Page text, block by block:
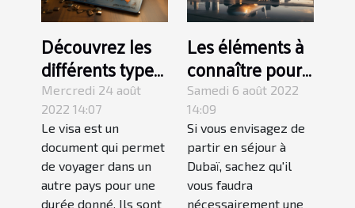
Découvrez les
différents types
de visa
Mercredi 24 août
2022 14:07
Le visa est un
document qui permet
de voyager dans un
autre pays pour une
durée donné. Ils sont
Les éléments à
connaître pour
choisir une
assurance de
voyage pour
Dubaï
Samedi 6 août 2022
14:09
Si vous envisagez de
partir en séjour à
Dubaï, sachez qu'il
vous faudra
nécessairement une